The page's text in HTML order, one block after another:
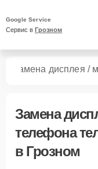
Google Service
Сервис в Грозном
Замена дисплея /
Замена
телефона
в Грозном